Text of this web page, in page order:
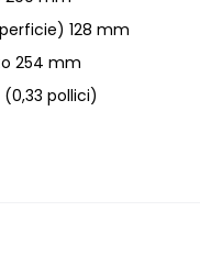
128 mm
254 mm
pollici)